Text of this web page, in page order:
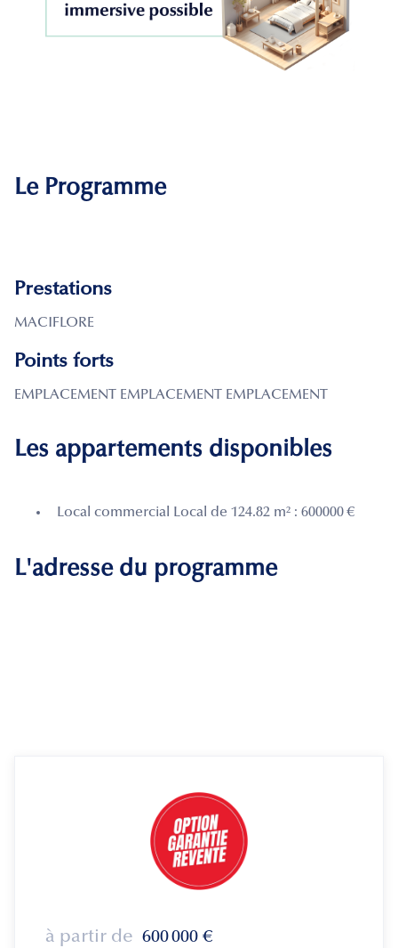
Le Programme
Prestations
MACIFLORE
Points forts
EMPLACEMENT EMPLACEMENT EMPLACEMENT
Les appartements disponibles
Local commercial Local de 124.82 m² : 600000 €
L'adresse du programme
à partir de 600 000 €